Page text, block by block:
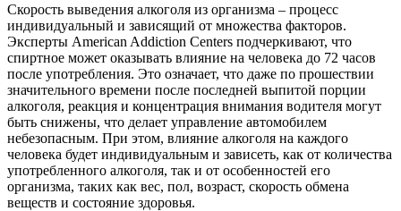
Скорость выведения алкоголя из организма – процесс
индивидуальный и зависящий от множества факторов.
Эксперты American Addiction Centers подчеркивают, что
спиртное может оказывать влияние на человека до 72 часов
после употребления. Это означает, что даже по прошествии
значительного времени после последней выпитой порции
алкоголя, реакция и концентрация внимания водителя могут
быть снижены, что делает управление автомобилем
небезопасным. При этом, влияние алкоголя на каждого
человека будет индивидуальным и зависеть, как от количества
употребленного алкоголя, так и от особенностей его
организма, таких как вес, пол, возраст, скорость обмена
веществ и состояние здоровья.